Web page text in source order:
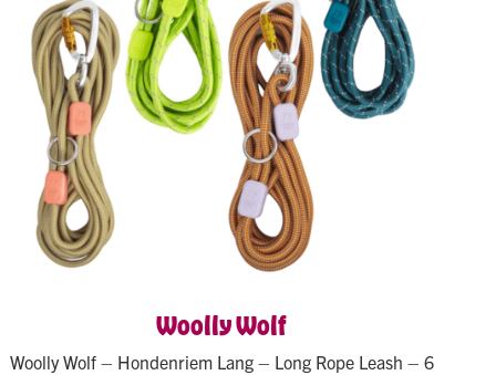
Woolly Wolf
Woolly Wolf – Hondenriem Lang – Long Rope Leash – 6